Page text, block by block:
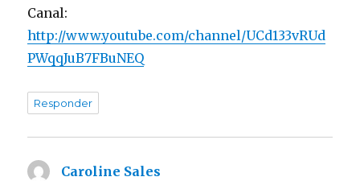
Canal:
http://www.youtube.com/channel/UCd133vRUd
PWqqJuB7FBuNEQ
Responder
Caroline Sales